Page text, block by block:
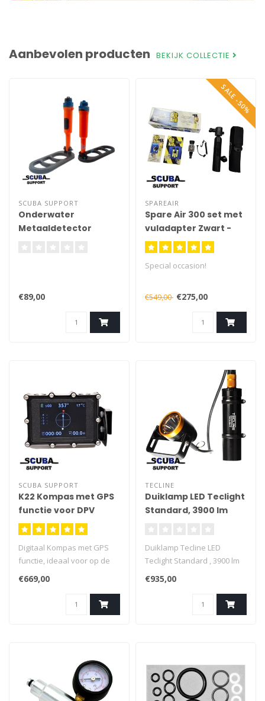
Aanbevolen producten BEKIJK COLLECTIE
SCUBA SUPPORT
Onderwater
Metaaldetector
€89,00
SALE -50%
SPAREAIR
Spare Air 300 set met
vuladapter Zwart -
OCCASION
Special occasion!
€549,00 €275,00
SCUBA SUPPORT
K22 Kompas met GPS
functie voor DPV
Digitaal Kompas met GPS
functie, ideaal voor op de
onderwaterscooter Scooter
aan de oppervlakte naar de
ingestelde GPS locatie en
daal af naar het wrak Maak
Geleverd zonder 'base pl
€669,00
TECLINE
Duiklamp LED Teclight
Standard, 3900 lm
Duiklamp Tecline LED
Teclight Standard , 3900 lm
De ideale kabellamp voor
technisch en recreatief
duiken. Met 6 graden spot
voor communicatie en 120
€935,00